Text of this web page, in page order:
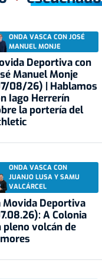
ONDA VASCA CON JOSÉ
MANUEL MONJE
Deportiva con
Manuel Monje
08/26) | Hablamos
Iago Herrerín
la portería del
ONDA VASCA CON
JUANJO LUSA Y SAMU
VALCÁRCEL
Movida Deportiva
A Colonia
pleno volcán de